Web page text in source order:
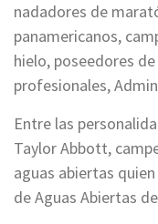
nadadores de
panamericanos,
hielo, poseedores
profesionales,
Entre las
Taylor Abbott,
aguas abiertas
de Aguas Abiertas